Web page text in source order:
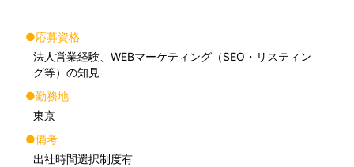
●応募資格
法人営業経験、WEBマーケティング（SEO・リスティン
グ等）の知見
●勤務地
東京
●備考
出社時間選択制度有